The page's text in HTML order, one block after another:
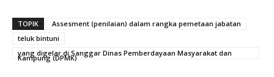
TOPIK
Assesment (penilaian) dalam rangka pemetaan jabatan
teluk bintuni
yang digelar di Sanggar Dinas Pemberdayaan Masyarakat dan
Kampung (DPMK)